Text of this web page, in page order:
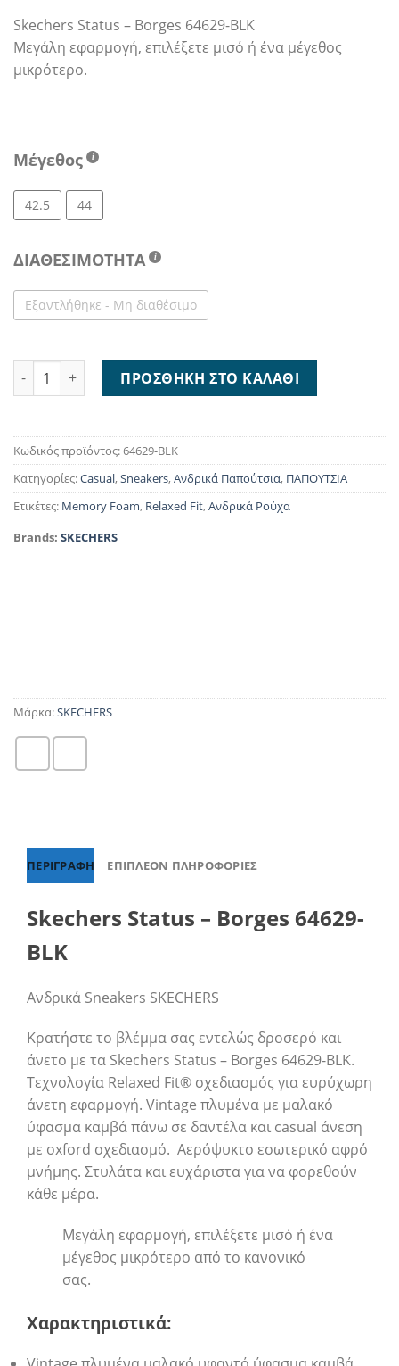
89,95 €.είναι:
45,00 €.
Skechers Status – Borges 64629-BLK
Μεγάλη εφαρμογή, επιλέξετε μισό ή ένα μέγεθος
μικρότερο.
Μέγεθος
42.5 44
ΔΙΑΘΕΣΙΜΟΤΗΤΑ
Εξαντλήθηκε - Μη διαθέσιμο
Skechers Status - Borges 64629-BLK ποσότητα
ΠΡΟΣΘΉΚΗ ΣΤΟ ΚΑΛΆΘΙ
Κωδικός προϊόντος:64629-BLK
Κατηγορίες:Casual,Sneakers,Ανδρικά Παπούτσια, ΠΑΠΟΥΤΣΙΑ
Ετικέτες: Memory Foam, Relaxed Fit,Ανδρικά Ρούχα
Brands: SKECHERS
Μάρκα:SKECHERS
ΠΕΡΙΓΡΑΦΉ ΕΠΙΠΛΈΟΝ ΠΛΗΡΟΦΟΡΊΕΣ
Skechers Status – Borges 64629-
BLK
Ανδρικά Sneakers SKECHERS
Κρατήστε το βλέμμα σας εντελώς δροσερό και
άνετο με τα Skechers Status – Borges 64629-BLK.
Τεχνολογία Relaxed Fit® σχεδιασμός για ευρύχωρη
άνετη εφαρμογή. Vintage πλυμένα με μαλακό
ύφασμα καμβά πάνω σε δαντέλα και casual άνεση
με oxford σχεδιασμό. Αερόψυκτο εσωτερικό αφρό
μνήμης. Στυλάτα και ευχάριστα για να φορεθούν
κάθε μέρα.
Μεγάλη εφαρμογή, επιλέξετε μισό ή ένα
μέγεθος μικρότερο από το κανονικό
σας.
Χαρακτηριστικά: